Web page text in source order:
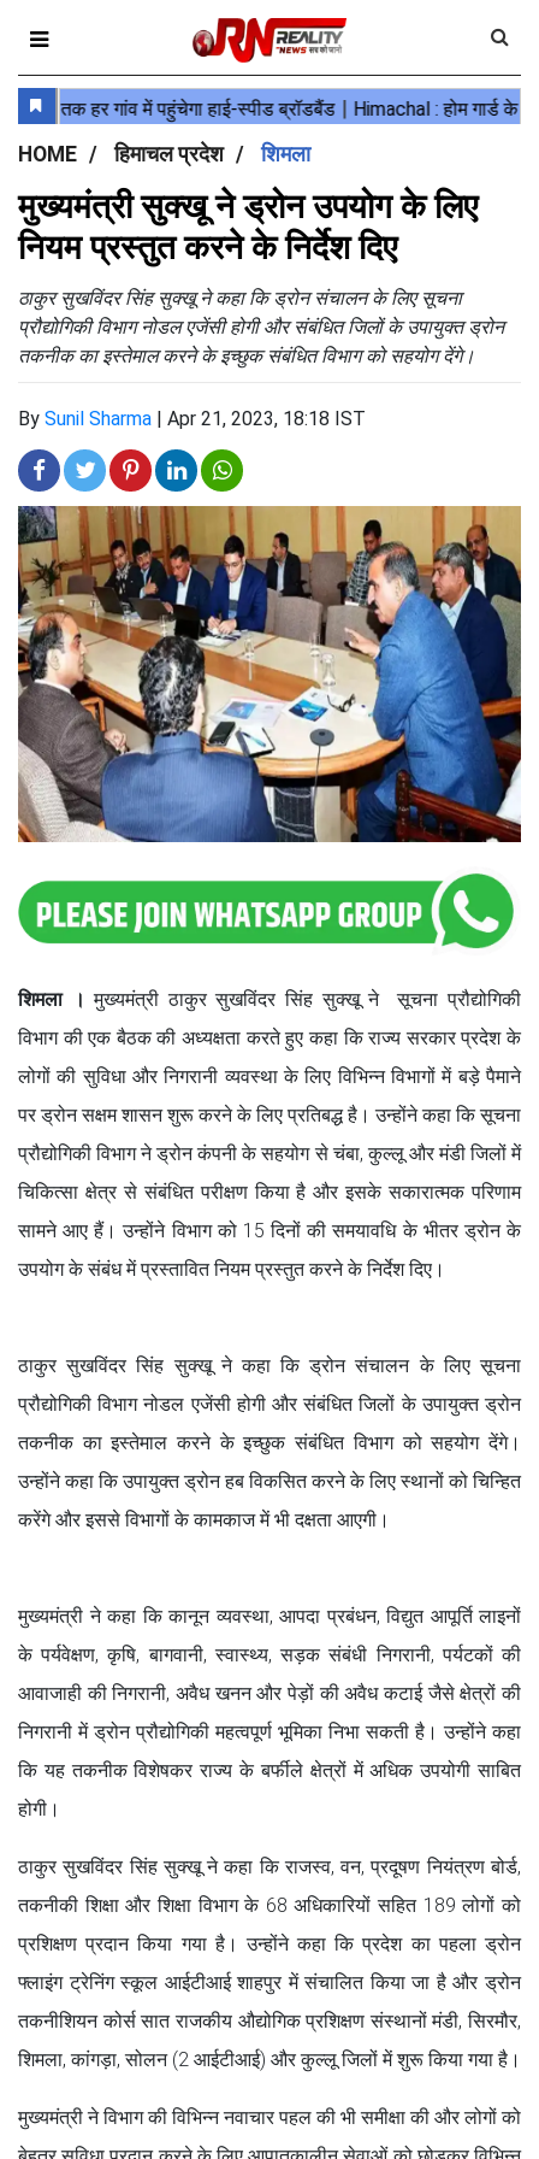
HOME हिमाचल प्रदेश शिमला
मुख्यमंत्री सुक्खू ने ड्रोन उपयोग के लिए
नियम प्रस्तुत करने के निर्देश दिए
ठाकुर सुखविंदर सिंह सुक्खू ने कहा कि ड्रोन संचालन के लिए सूचना
प्रौद्योगिकी विभाग नोडल एजेंसी होगी और संबंधित जिलों के उपायुक्त ड्रोन
तकनीक का इस्तेमाल करने के इच्छुक संबंधित विभाग को सहयोग देंगे।
By Sunil Sharma | Apr 21, 2023, 18:18 IST
शिमला । मुख्यमंत्री ठाकुर सुखविंदर सिंह सुक्खू ने सूचना प्रौद्योगिकी
विभाग की एक बैठक की अध्यक्षता करते हुए कहा कि राज्य सरकार प्रदेश के
लोगों की सुविधा और निगरानी व्यवस्था के लिए विभिन्न विभागों में बड़े पैमाने
पर ड्रोन सक्षम शासन शुरू करने के लिए प्रतिबद्ध है। उन्होंने कहा कि सूचना
प्रौद्योगिकी विभाग ने ड्रोन कंपनी के सहयोग से चंबा, कुल्लू और मंडी जिलों में
चिकित्सा क्षेत्र से संबंधित परीक्षण किया है और इसके सकारात्मक परिणाम
सामने आए हैं। उन्होंने विभाग को 15 दिनों की समयावधि के भीतर ड्रोन के
उपयोग के संबंध में प्रस्तावित नियम प्रस्तुत करने के निर्देश दिए।
ठाकुर सुखविंदर सिंह सुक्खू ने कहा कि ड्रोन संचालन के लिए सूचना
प्रौद्योगिकी विभाग नोडल एजेंसी होगी और संबंधित जिलों के उपायुक्त ड्रोन
तकनीक का इस्तेमाल करने के इच्छुक संबंधित विभाग को सहयोग देंगे।
उन्होंने कहा कि उपायुक्त ड्रोन हब विकसित करने के लिए स्थानों को चिन्हित
करेंगे और इससे विभागों के कामकाज में भी दक्षता आएगी।
मुख्यमंत्री ने कहा कि कानून व्यवस्था, आपदा प्रबंधन, विद्युत आपूर्ति लाइनों
के पर्यवेक्षण, कृषि, बागवानी, स्वास्थ्य, सड़क संबंधी निगरानी, पर्यटकों की
आवाजाही की निगरानी, अवैध खनन और पेड़ों की अवैध कटाई जैसे क्षेत्रों की
निगरानी में ड्रोन प्रौद्योगिकी महत्वपूर्ण भूमिका निभा सकती है। उन्होंने कहा
कि यह तकनीक विशेषकर राज्य के बर्फीले क्षेत्रों में अधिक उपयोगी साबित
होगी।
ठाकुर सुखविंदर सिंह सुक्खू ने कहा कि राजस्व, वन, प्रदूषण नियंत्रण बोर्ड,
तकनीकी शिक्षा और शिक्षा विभाग के 68 अधिकारियों सहित 189 लोगों को
प्रशिक्षण प्रदान किया गया है। उन्होंने कहा कि प्रदेश का पहला ड्रोन
फ्लाइंग ट्रेनिंग स्कूल आईटीआई शाहपुर में संचालित किया जा है और ड्रोन
तकनीशियन कोर्स सात राजकीय औद्योगिक प्रशिक्षण संस्थानों मंडी, सिरमौर,
शिमला, कांगड़ा, सोलन (2 आईटीआई) और कुल्लू जिलों में शुरू किया गया है।
मुख्यमंत्री ने विभाग की विभिन्न नवाचार पहल की भी समीक्षा की और लोगों को